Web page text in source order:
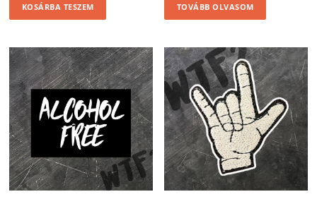
KOSÁRBA TESZEM TOVÁBB OLVASOM